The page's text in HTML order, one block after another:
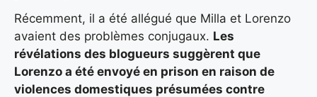
Récemment, il a été allégué que Milla et Lorenzo
avaient des problèmes conjugaux. Les
révélations des blogueurs suggèrent que
Lorenzo a été envoyé en prison en raison de
violences domestiques présumées contre